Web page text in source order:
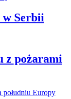
w Serbii
z pożarami